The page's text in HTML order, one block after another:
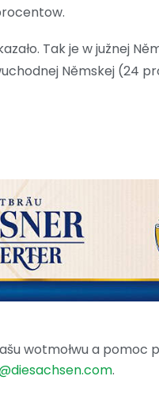
Tak je w južnej
Němskej (24
wotmołwu a pomoc
.